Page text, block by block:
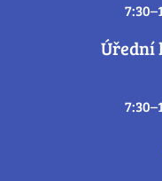
Úřední